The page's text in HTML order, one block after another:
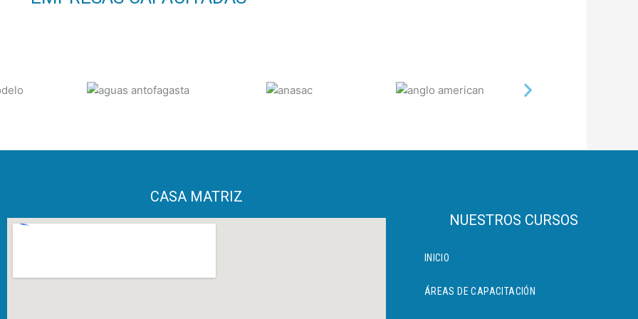
CASA MATRIZ
NUESTROS CURSOS
INICIO
ÁREAS DE CAPACITACIÓN